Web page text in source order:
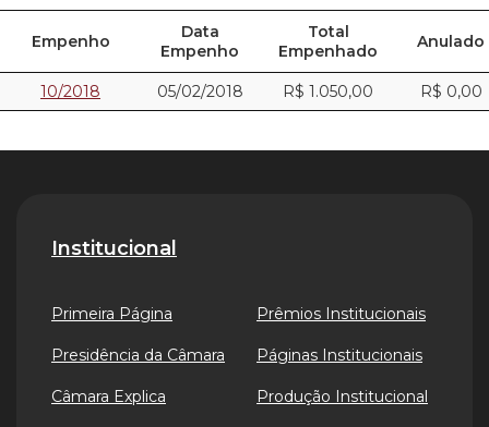
Empenho
Data
Empenho
Total
Empenhado
Anulado
10/2018 05/02/2018 R$ 1.050,00 R$ 0,00
Institucional
Primeira Página
Presidência da Câmara
Câmara Explica
Prêmios Institucionais
Páginas Institucionais
Produção Institucional